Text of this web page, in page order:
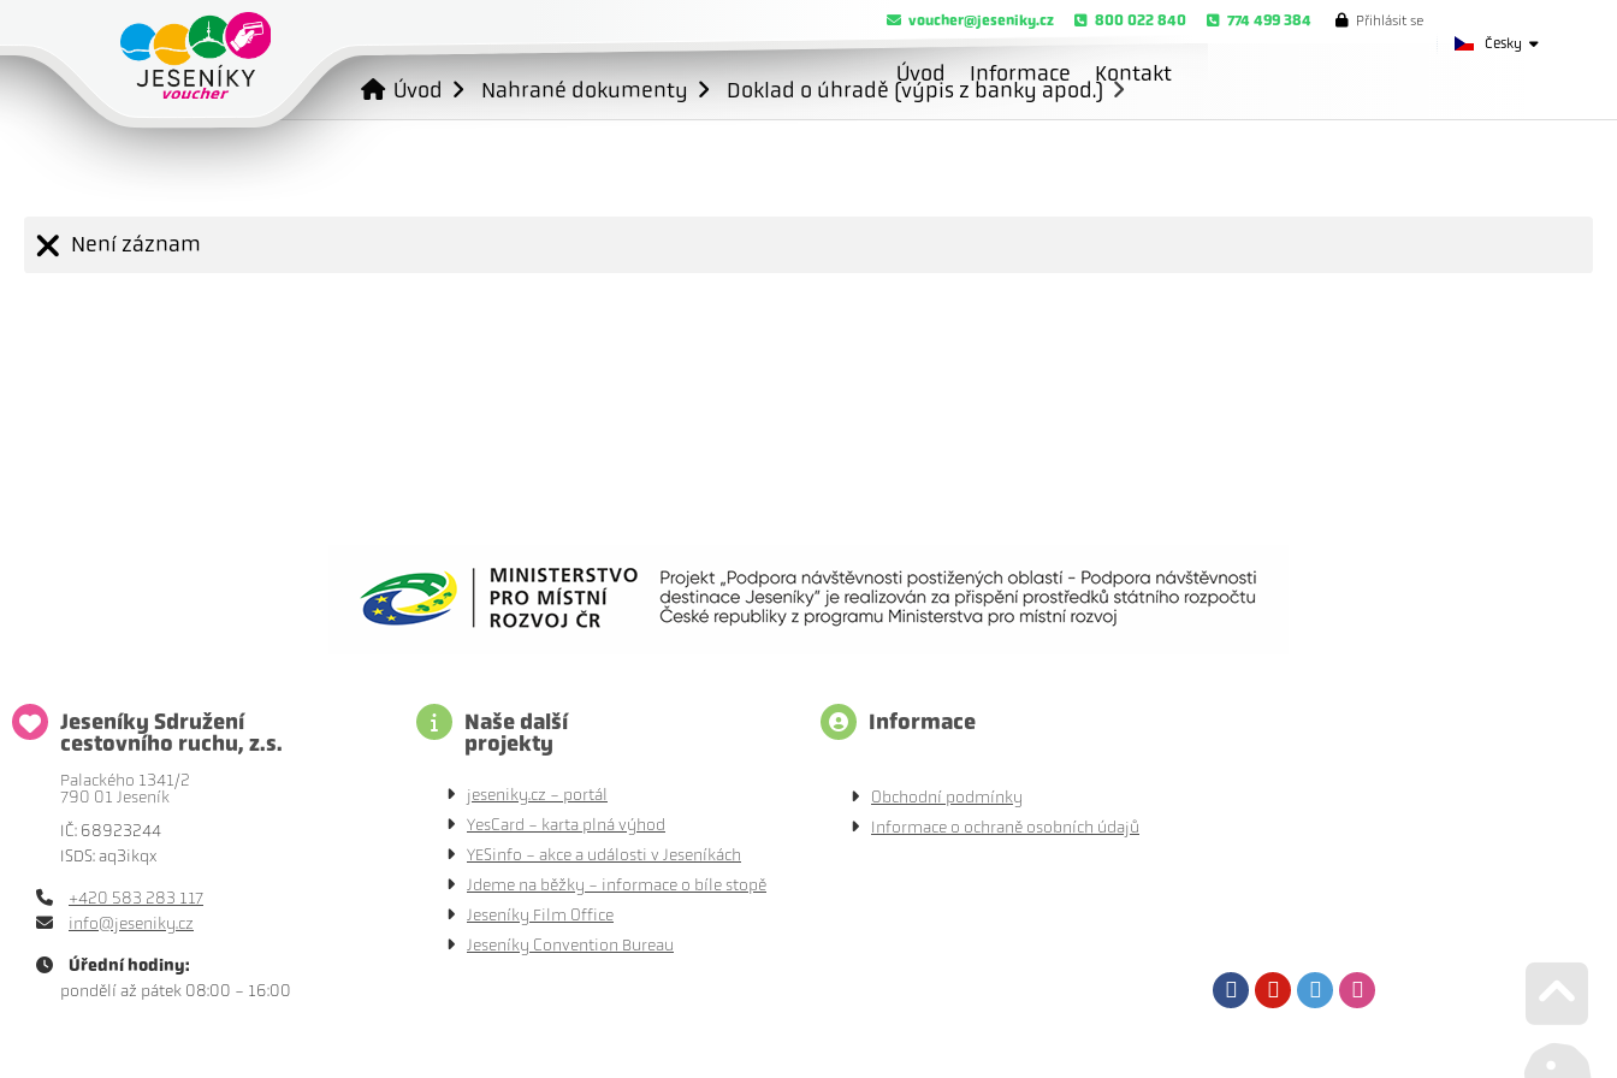
Česky
voucher@jeseniky.cz 800 022 840 774 499 384 Přihlásit se
Úvod Informace Kontakt
Úvod Nahrané dokumenty Doklad o úhradě (výpis z banky apod.)
Není záznam
Jeseníky Sdružení
cestovního ruchu, z.s.
Palackého 1341/2
790 01 Jeseník
IČ: 68923244
ISDS: aq3ikqx
+420 583 283 117
info@jeseniky.cz
Úřední hodiny:
pondělí až pátek 08:00 - 16:00
Naše další
projekty
jeseniky.cz - portál
YesCard - karta plná výhod
YESinfo - akce a události v Jeseníkách
Jdeme na běžky - informace o bíle stopě
Jeseníky Film Office
Jeseníky Convention Bureau
Informace
Obchodní podmínky
Informace o ochraně osobních údajů
FacebookYoutubeTwitter
Go